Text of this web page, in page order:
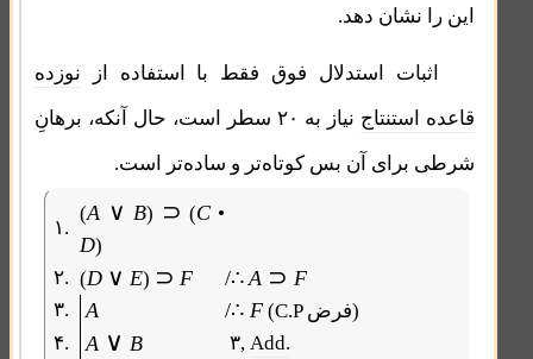
این را نشان دهد.
اثبات استدلال فوق فقط با استفاده از نوزده
قاعده استنتاج
نیاز به ۲۰ سطر است، حال آنکه، برهانِ
شرطی برای آن بس کوتاه‌تر و ساده‌تر است.
۱.
(A ∨ B) ⊃ (C •
D)
۲. (D ∨ E) ⊃ F /∴ A ⊃ F
۳. A /∴F
(C.P فرض)
۴.
A ∨ B ۳,Add.